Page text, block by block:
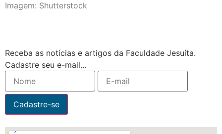
Imagem: Shutterstock
Receba as notícias e artigos da Faculdade Jesuíta.
Cadastre seu e-mail...